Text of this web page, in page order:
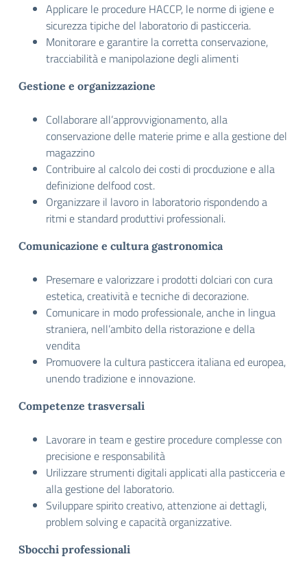
Applicare le procedure HACCP, le norme di igiene e
sicurezza tipiche del laboratorio di pasticceria.
Monitorare e garantire la corretta conservazione,
tracciabilità e manipolazione degli alimenti
Gestione e organizzazione
Collaborare all’approvvigionamento, alla
conservazione delle materie prime e alla gestione del
magazzino
Contribuire al calcolo dei costi di procduzione e alla
definizione delfood cost.
Organizzare il lavoro in laboratorio rispondendo a
ritmi e standard produttivi professionali.
Comunicazione e cultura gastronomica
Presemare e valorizzare i prodotti dolciari con cura
estetica, creatività e tecniche di decorazione.
Comunicare in modo professionale, anche in lingua
straniera, nell’ambito della ristorazione e della
vendita
Promuovere la cultura pasticcera italiana ed europea,
unendo tradizione e innovazione.
Competenze trasversali
Lavorare in team e gestire procedure complesse con
precisione e responsabilità
Urilizzare strumenti digitali applicati alla pasticceria e
alla gestione del laboratorio.
Sviluppare spirito creativo, attenzione ai dettagli,
problem solving e capacità organizzative.
Sbocchi professionali